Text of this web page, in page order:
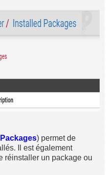
) permet de
Il est également
réinstaller un package ou